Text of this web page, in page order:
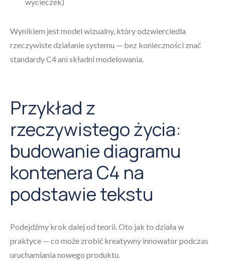
Wynikiem jest model wizualny, który odzwierciedla
rzeczywiste działanie systemu — bez konieczności znać
standardy C4 ani składni modelowania.
Przykład z
rzeczywistego życia:
budowanie diagramu
kontenera C4 na
podstawie tekstu
Podejdźmy krok dalej od teorii. Oto jak to działa w
praktyce — co może zrobić kreatywny innowator podczas
uruchamiania nowego produktu.